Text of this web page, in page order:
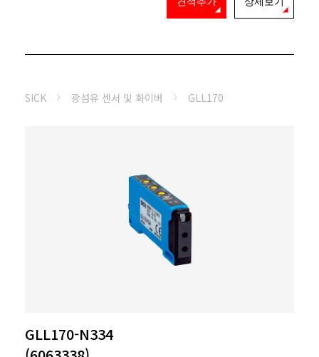
SICK 광섬유 센서 및 화이버 GLL170
GLL170-N334